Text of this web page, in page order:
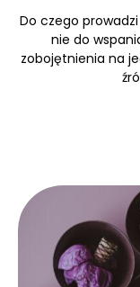
Do czego
nie do
zobojętnienia na